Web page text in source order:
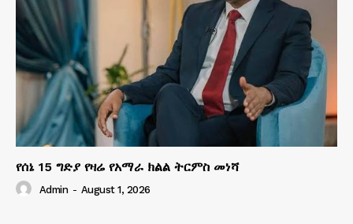
የሰኔ 15 ግድያ የዛሬ የአማራ ክልል ትርምስ መነሻ
Admin - August 1, 2026